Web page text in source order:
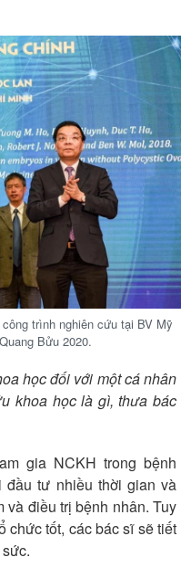
trình nghiên cứu tại BV Mỹ
Bửu 2020.
học đối với một cá nhân
khoa học là gì, thưa bác
gia NCKH trong bệnh
tư nhiều thời gian và
và điều trị bệnh nhân. Tuy
chức tốt, các bác sĩ sẽ tiết